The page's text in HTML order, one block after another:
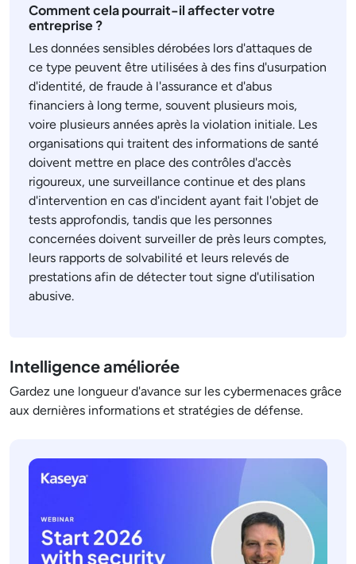
Comment cela pourrait-il affecter votre
entreprise ?
Les données sensibles dérobées lors d'attaques de
ce type peuvent être utilisées à des fins d'usurpation
d'identité, de fraude à l'assurance et d'abus
financiers à long terme, souvent plusieurs mois,
voire plusieurs années après la violation initiale. Les
organisations qui traitent des informations de santé
doivent mettre en place des contrôles d'accès
rigoureux, une surveillance continue et des plans
d'intervention en cas d'incident ayant fait l'objet de
tests approfondis, tandis que les personnes
concernées doivent surveiller de près leurs comptes,
leurs rapports de solvabilité et leurs relevés de
prestations afin de détecter tout signe d'utilisation
abusive.
Intelligence améliorée
Gardez une longueur d'avance sur les cybermenaces grâce
aux dernières informations et stratégies de défense.